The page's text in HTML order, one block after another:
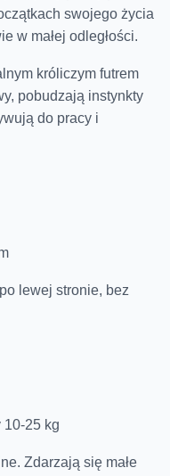
swojego życia
w małej odległości.
króliczym futrem
pobudzają instynkty
do pracy i
lewej stronie, bez
10-25 kg
Zdarzają się małe